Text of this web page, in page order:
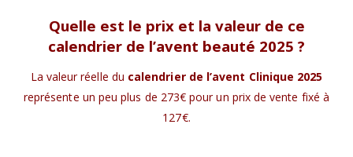
Quelle est le prix et la valeur de ce
calendrier de l’avent beauté 2025 ?
La valeur réelle du calendrier de l’avent Clinique 2025
représente un peu plus de 273€ pour un prix de vente fixé à
127€.